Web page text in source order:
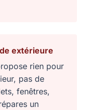
extérieure
rien pour
pas de
fenêtres,
un